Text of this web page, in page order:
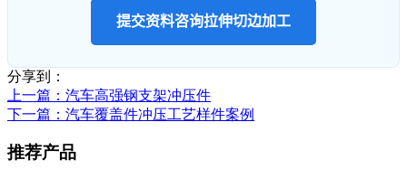
提交资料咨询拉伸切边加工
分享到：
上一篇 ：汽车高强钢支架冲压件
下一篇 ：汽车覆盖件冲压工艺样件案例
推荐产品